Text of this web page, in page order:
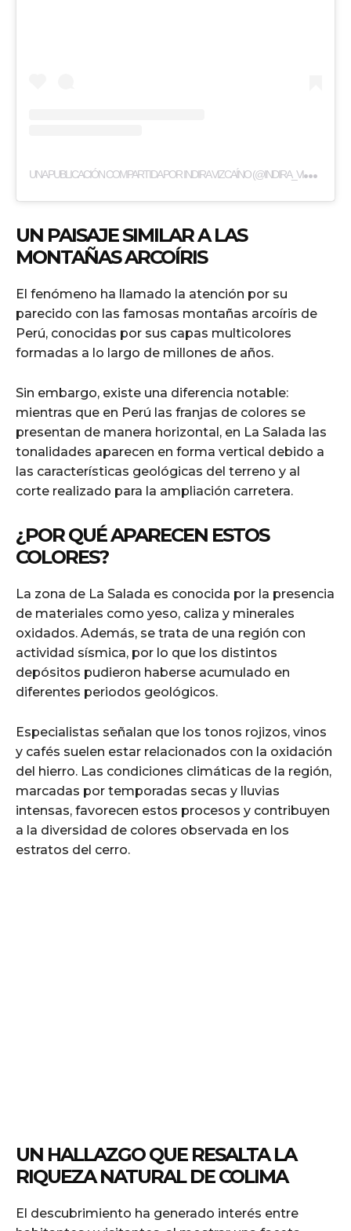
U
NA PUBLICACIÓN COMPARTIDA POR INDIRA VIZCAÍNO (@INDIRA_VIZCAINO)
UN PAISAJE SIMILAR A LAS
MONTAÑAS ARCOÍRIS
El fenómeno ha llamado la atención por su
parecido con las famosas montañas arcoíris de
Perú, conocidas por sus capas multicolores
formadas a lo largo de millones de años.
Sin embargo, existe una diferencia notable:
mientras que en Perú las franjas de colores se
presentan de manera horizontal, en La Salada las
tonalidades aparecen en forma vertical debido a
las características geológicas del terreno y al
corte realizado para la ampliación carretera.
¿POR QUÉ APARECEN ESTOS
COLORES?
La zona de La Salada es conocida por la presencia
de materiales como yeso, caliza y minerales
oxidados. Además, se trata de una región con
actividad sísmica, por lo que los distintos
depósitos pudieron haberse acumulado en
diferentes periodos geológicos.
Especialistas señalan que los tonos rojizos, vinos
y cafés suelen estar relacionados con la oxidación
del hierro. Las condiciones climáticas de la región,
marcadas por temporadas secas y lluvias
intensas, favorecen estos procesos y contribuyen
a la diversidad de colores observada en los
estratos del cerro.
UN HALLAZGO QUE RESALTA LA
RIQUEZA NATURAL DE COLIMA
El descubrimiento ha generado interés entre